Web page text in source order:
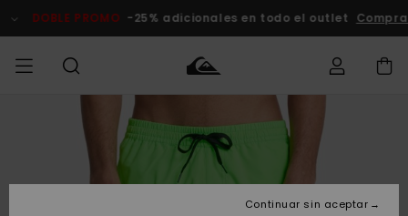
del
DOBLE PROMO -25% adicionales en todo el outlet Comprar
HOMBRE Ropa
Ropa
Shop
Surf Shop
Hombre
Tienda
Snow
Hombre
Outlet
Hombre
Accede a tu
pedido
Envio
Continuar sin aceptar